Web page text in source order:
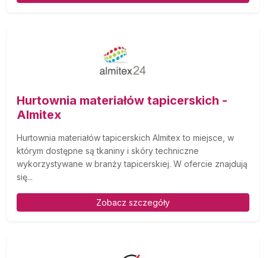
Hurtownia materiałów tapicerskich -
Almitex
Hurtownia materiałów tapicerskich Almitex to miejsce, w
którym dostępne są tkaniny i skóry techniczne
wykorzystywane w branży tapicerskiej. W ofercie znajdują
się...
Zobacz szczegóły